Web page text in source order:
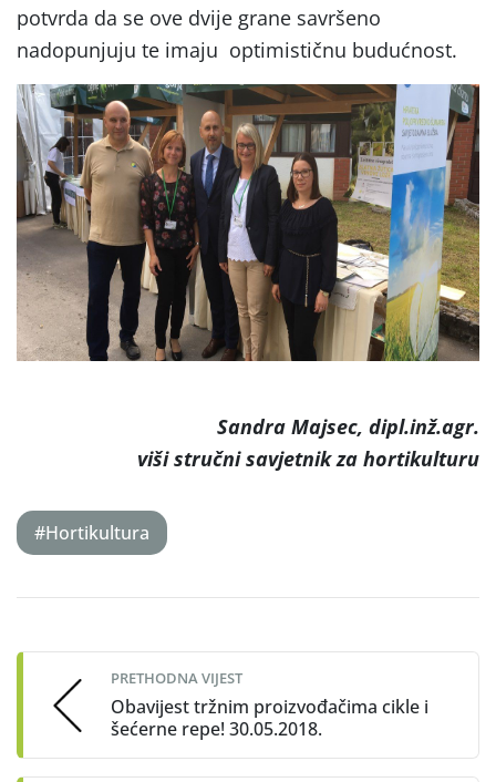
potvrda da se ove dvije grane savršeno
nadopunjuju te imaju optimističnu budućnost.
Sandra Majsec, dipl.inž.agr.
viši stručni savjetnik za hortikulturu
#Hortikultura
navigation
PRETHODNA VIJEST
Obavijest tržnim proizvođačima cikle i
šećerne repe! 30.05.2018.